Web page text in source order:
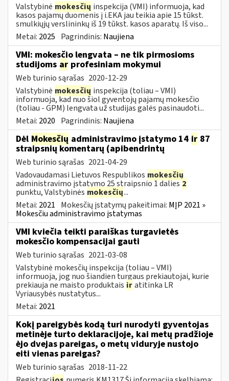
Valstybinė mokesčių inspekcija (VMI) informuoja, kad
kasos pajamų duomenis į i.EKA jau teikia apie 15 tūkst.
smulkiųjų verslininkų iš 19 tūkst. kasos aparatų. Iš viso...
Metai: 2025 Pagrindinis: Naujiena
VMI: mokesčio lengvata – ne tik pirmosioms
studijoms ar profesiniam mokymui
Web turinio sąrašas 2020-12-29
Valstybinė mokesčių inspekcija (toliau – VMI)
informuoja, kad nuo šiol gyventojų pajamų mokesčio
(toliau - GPM) lengvata už studijas galės pasinaudoti...
Metai: 2020 Pagrindinis: Naujiena
Dėl Mokesčių administravimo įstatymo 14 ir 87
straipsnių komentarų (apibendrintų
Web turinio sąrašas 2021-04-29
Vadovaudamasi Lietuvos Respublikos mokesčių
administravimo įstatymo 25 straipsnio 1 dalies2
punktu, Valstybinės mokesčių...
Metai: 2021 Mokesčių įstatymų pakeitimai: MĮP 2021 »
Mokesčiu administravimo įstatymas
VMI kviečia teikti paraiškas turgavietės
mokesčio kompensacijai gauti
Web turinio sąrašas 2021-03-08
Valstybinė mokesčių inspekcija (toliau – VMI)
informuoja, jog nuo šiandien turgaus prekiautojai, kurie
prekiauja ne maisto produktais iratitinka LR
Vyriausybės nustatytus...
Metai: 2021
Kokį pareigybės kodą turi nurodyti gyventojas
metinėje turto deklaracijoje, kai metų pradžioje
ėjo dvejas pareigas, o metų viduryje nustojo
eiti vienas pareigas?
Web turinio sąrašas 2018-11-22